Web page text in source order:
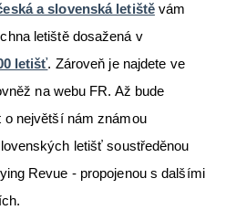
a slovenská letištěvám
letiště dosažená v
letišť. Zároveň je najdete ve
na webu FR. Až bude
o největší nám známou
letišť soustředěnou
Revue - propojenou s dalšími